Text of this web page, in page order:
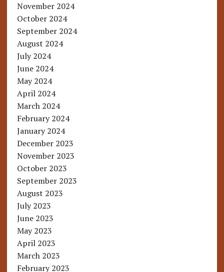
November 2024
October 2024
September 2024
August 2024
July 2024
June 2024
May 2024
April 2024
March 2024
February 2024
January 2024
December 2023
November 2023
October 2023
September 2023
August 2023
July 2023
June 2023
May 2023
April 2023
March 2023
February 2023